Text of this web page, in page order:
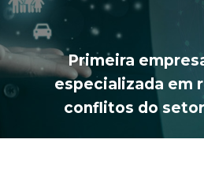
Primeira
especializada em
conflitos do